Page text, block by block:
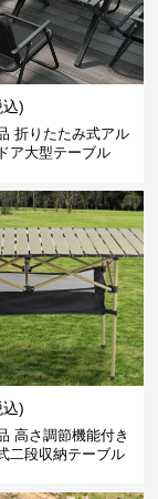
)
折りたたみ式アル
ア大型テーブル
)
高さ調節機能付き
二段収納テーブル